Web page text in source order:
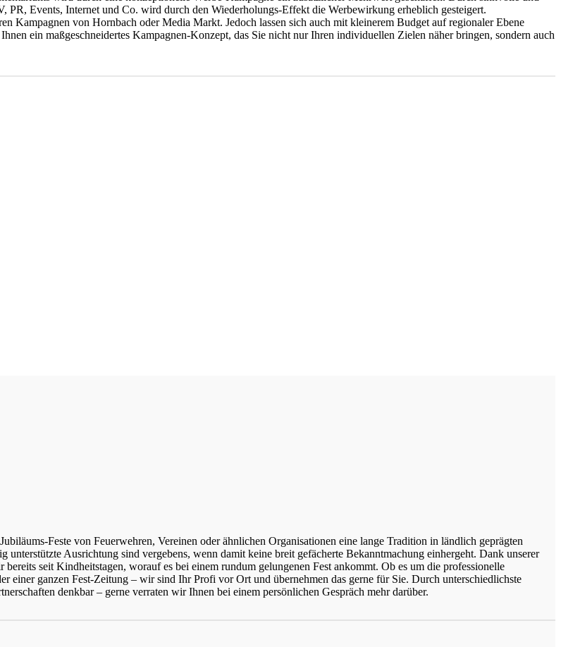
Events, Internet und Co. wird durch den Wiederholungs-Effekt die Werbewirkung erheblich gesteigert.
Kampagnen von Hornbach oder Media Markt. Jedoch lassen sich auch mit kleinerem Budget auf regionaler Ebene
ein maßgeschneidertes Kampagnen-Konzept, das Sie nicht nur Ihren individuellen Zielen näher bringen, sondern auch
Feste von Feuerwehren, Vereinen oder ähnlichen Organisationen eine lange Tradition in ländlich geprägten
Ausrichtung sind vergebens, wenn damit keine breit gefächerte Bekanntmachung einhergeht. Dank unserer
seit Kindheitstagen, worauf es bei einem rundum gelungenen Fest ankommt. Ob es um die professionelle
einer ganzen Fest-Zeitung – wir sind Ihr Profi vor Ort und übernehmen das gerne für Sie. Durch unterschiedlichste
denkbar – gerne verraten wir Ihnen bei einem persönlichen Gespräch mehr darüber.